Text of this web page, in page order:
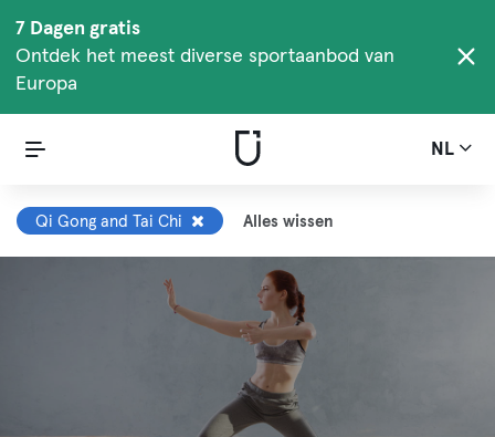
7 Dagen gratis
Ontdek het meest diverse sportaanbod van
Europa
NL
Qi Gong and Tai Chi Alles wissen